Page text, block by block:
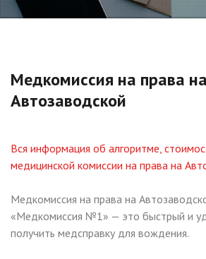
Медкомиссия на права на
Автозаводской
Вся информация об алгоритме,
медицинской комиссии на права на
Медкомиссия на права на
«Медкомиссия №1» — это быстрый и
получить медсправку для вождения.